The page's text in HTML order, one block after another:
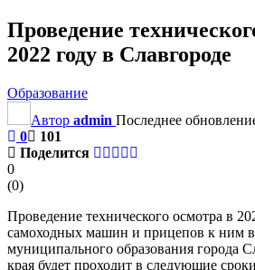
Проведение
2022 году в Славгороде
Образование
Автор admin Последнее
0
101
Поделится
0
(0)
Проведение технического осмотра в
самоходных машин и прицепов к ним в
муниципального образования города
края будет проходит в следующие